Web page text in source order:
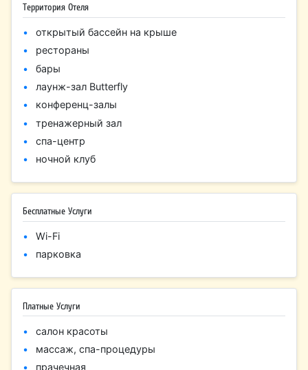
Территория Отеля
открытый бассейн на крыше
рестораны
бары
лаунж-зал Butterfly
конференц-залы
тренажерный зал
спа-центр
ночной клуб
Бесплатные Услуги
Wi-Fi
парковка
Платные Услуги
салон красоты
массаж, спа-процедуры
прачечная